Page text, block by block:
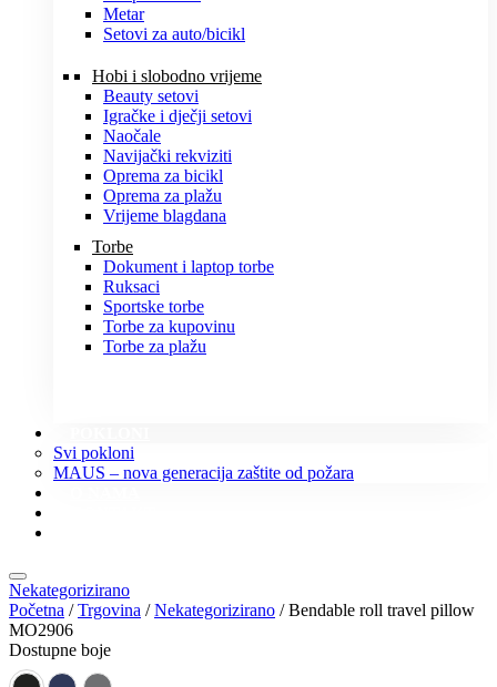
Metar
Setovi za auto/bicikl
Hobi i slobodno vrijeme
Beauty setovi
Igračke i dječji setovi
Naočale
Navijački rekviziti
Oprema za bicikl
Oprema za plažu
Vrijeme blagdana
Torbe
Dokument i laptop torbe
Ruksaci
Sportske torbe
Torbe za kupovinu
Torbe za plažu
Svi pokloni
MAUS – nova generacija zaštite od požara
Nekategorizirano
Početna /Trgovina /Nekategorizirano / Bendable roll travel pillow
MO2906
Dostupne boje